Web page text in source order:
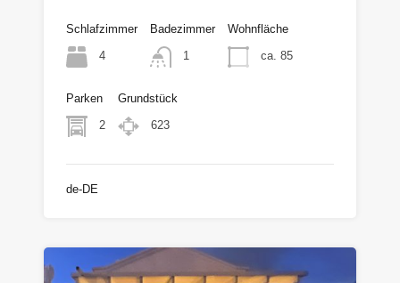
Schlafzimmer
4
Badezimmer
1
Wohnfläche
ca. 85
Parken
2
Grundstück
623
de-DE